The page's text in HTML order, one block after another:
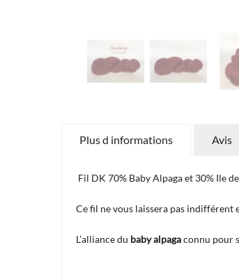
Plus d informations Avis
Fil DK 70% Baby Alpaga et 30% Ile
Ce fil ne vous laissera pas indifférent
L’alliance du baby alpagaconnu pour